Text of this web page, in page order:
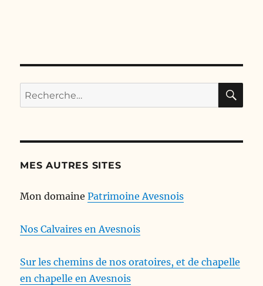
Recherche
pour :
MES AUTRES SITES
Mon domainePatrimoine Avesnois
Nos Calvaires en Avesnois
Sur les chemins de nos oratoires, et de chapelle
en chapelle en Avesnois